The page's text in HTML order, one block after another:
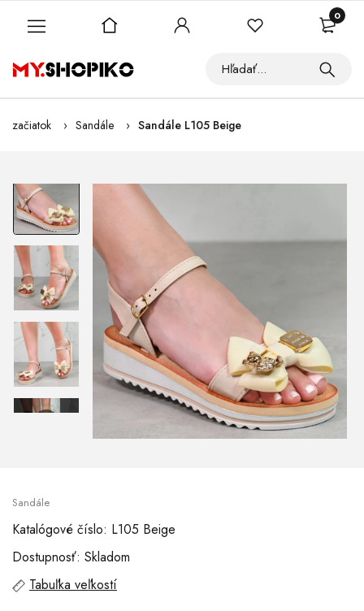
začiatok Sandále Sandále L105 Beige
Sandále
Katalógové číslo: L105 Beige
Dostupnosť: Skladom
Tabuľka veľkostí
0